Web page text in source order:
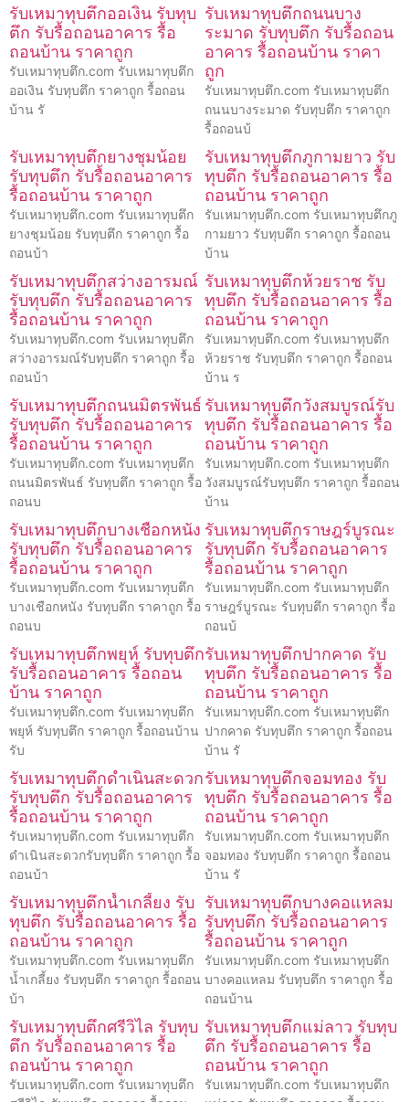
รับเหมาทุบตึกออเงิน รับทุบ
ตึก รับรื้อถอนอาคาร รื้อ
ถอนบ้าน ราคาถูก
รับเหมาทุบตึก.com รับเหมาทุบตึก
ออเงิน รับทุบตึก ราคาถูก รื้อถอน
บ้าน รั
รับเหมาทุบตึกถนนบาง
ระมาด รับทุบตึก รับรื้อถอน
อาคาร รื้อถอนบ้าน ราคา
ถูก
รับเหมาทุบตึก.com รับเหมาทุบตึก
ถนนบางระมาด รับทุบตึก ราคาถูก
รื้อถอนบ้
รับเหมาทุบตึกยางชุมน้อย
รับทุบตึก รับรื้อถอนอาคาร
รื้อถอนบ้าน ราคาถูก
รับเหมาทุบตึก.com รับเหมาทุบตึก
ยางชุมน้อย รับทุบตึก ราคาถูก รื้อ
ถอนบ้า
รับเหมาทุบตึกภูกามยาว รับ
ทุบตึก รับรื้อถอนอาคาร รื้อ
ถอนบ้าน ราคาถูก
รับเหมาทุบตึก.com รับเหมาทุบตึกภู
กามยาว รับทุบตึก ราคาถูก รื้อถอน
บ้าน
รับเหมาทุบตึกสว่างอารมณ์
รับทุบตึก รับรื้อถอนอาคาร
รื้อถอนบ้าน ราคาถูก
รับเหมาทุบตึก.com รับเหมาทุบตึก
สว่างอารมณ์รับทุบตึก ราคาถูก รื้อ
ถอนบ้า
รับเหมาทุบตึกห้วยราช รับ
ทุบตึก รับรื้อถอนอาคาร รื้อ
ถอนบ้าน ราคาถูก
รับเหมาทุบตึก.com รับเหมาทุบตึก
ห้วยราช รับทุบตึก ราคาถูก รื้อถอน
บ้าน ร
รับเหมาทุบตึกถนนมิตรพันธ์
รับทุบตึก รับรื้อถอนอาคาร
รื้อถอนบ้าน ราคาถูก
รับเหมาทุบตึก.com รับเหมาทุบตึก
ถนนมิตรพันธ์ รับทุบตึก ราคาถูก รื้อ
ถอนบ
รับเหมาทุบตึกวังสมบูรณ์รับ
ทุบตึก รับรื้อถอนอาคาร รื้อ
ถอนบ้าน ราคาถูก
รับเหมาทุบตึก.com รับเหมาทุบตึก
วังสมบูรณ์รับทุบตึก ราคาถูก รื้อถอน
บ้าน
รับเหมาทุบตึกบางเชือกหนัง
รับทุบตึก รับรื้อถอนอาคาร
รื้อถอนบ้าน ราคาถูก
รับเหมาทุบตึก.com รับเหมาทุบตึก
บางเชือกหนัง รับทุบตึก ราคาถูก รื้อ
ถอนบ
รับเหมาทุบตึกราษฎร์บูรณะ
รับทุบตึก รับรื้อถอนอาคาร
รื้อถอนบ้าน ราคาถูก
รับเหมาทุบตึก.com รับเหมาทุบตึก
ราษฎร์บูรณะ รับทุบตึก ราคาถูก รื้อ
ถอนบ้
รับเหมาทุบตึกพยุห์ รับทุบตึก
รับรื้อถอนอาคาร รื้อถอน
บ้าน ราคาถูก
รับเหมาทุบตึก.com รับเหมาทุบตึก
พยุห์ รับทุบตึก ราคาถูก รื้อถอนบ้าน
รับ
รับเหมาทุบตึกปากคาด รับ
ทุบตึก รับรื้อถอนอาคาร รื้อ
ถอนบ้าน ราคาถูก
รับเหมาทุบตึก.com รับเหมาทุบตึก
ปากคาด รับทุบตึก ราคาถูก รื้อถอน
บ้าน รั
รับเหมาทุบตึกดำเนินสะดวก
รับทุบตึก รับรื้อถอนอาคาร
รื้อถอนบ้าน ราคาถูก
รับเหมาทุบตึก.com รับเหมาทุบตึก
ดำเนินสะดวกรับทุบตึก ราคาถูก รื้อ
ถอนบ้า
รับเหมาทุบตึกจอมทอง รับ
ทุบตึก รับรื้อถอนอาคาร รื้อ
ถอนบ้าน ราคาถูก
รับเหมาทุบตึก.com รับเหมาทุบตึก
จอมทอง รับทุบตึก ราคาถูก รื้อถอน
บ้าน รั
รับเหมาทุบตึกน้ำเกลี้ยง รับ
ทุบตึก รับรื้อถอนอาคาร รื้อ
ถอนบ้าน ราคาถูก
รับเหมาทุบตึก.com รับเหมาทุบตึก
น้ำเกลี้ยง รับทุบตึก ราคาถูก รื้อถอน
บ้า
รับเหมาทุบตึกบางคอแหลม
รับทุบตึก รับรื้อถอนอาคาร
รื้อถอนบ้าน ราคาถูก
รับเหมาทุบตึก.com รับเหมาทุบตึก
บางคอแหลม รับทุบตึก ราคาถูก รื้อ
ถอนบ้าน
รับเหมาทุบตึกศรีวิไล รับทุบ
ตึก รับรื้อถอนอาคาร รื้อ
ถอนบ้าน ราคาถูก
รับเหมาทุบตึก.com รับเหมาทุบตึก
รับเหมาทุบตึกแม่ลาว รับทุบ
ตึก รับรื้อถอนอาคาร รื้อ
ถอนบ้าน ราคาถูก
รับเหมาทุบตึก.com รับเหมาทุบตึก